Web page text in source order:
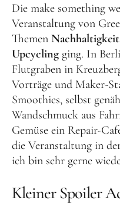
Die make something
Veranstaltung von
Themen
Upcycling ging. In
Flutgraben in
Vorträge und Maker-
Smoothies, selbst
Wandschmuck aus
Gemüse ein Repair-
die Veranstaltung in
ich bin sehr gerne
Kleiner Spoiler